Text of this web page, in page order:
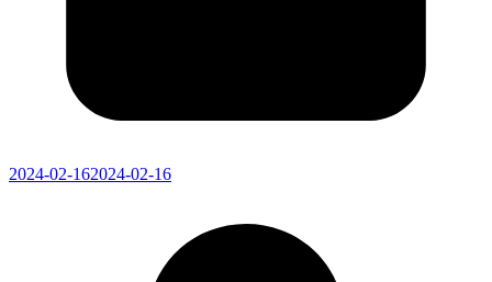
2024-02-162024-02-16